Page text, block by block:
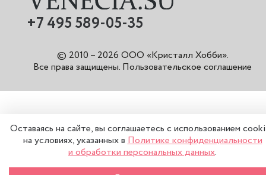
+7 495 589-05-35
© 2010 – 2026 ООО «Кристалл Хобби».
Все права защищены. Пользовательское соглашение
Оставаясь на сайте, вы соглашаетесь с использованием
на условиях, указанных вПолитике конфиденциальности
и обработки персональных данных.